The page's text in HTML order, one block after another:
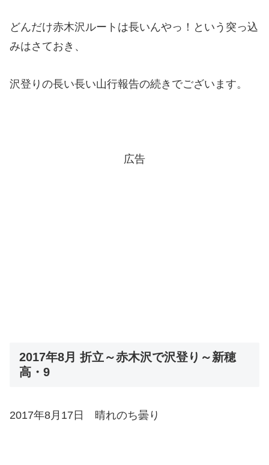
どんだけ赤木沢ルートは長いんやっ！という突っ込
みはさておき、
沢登りの長い長い山行報告の続きでございます。
広告
2017年8月 折立～赤木沢で沢登り～新穂
高・9
2017年8月17日 晴れのち曇り